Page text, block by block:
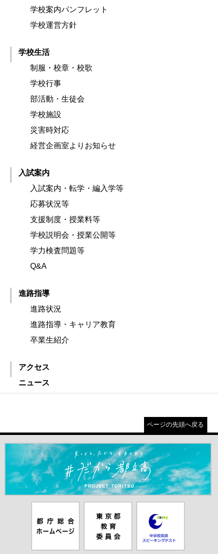
学校案内パンフレット
学校運営方針
学校生活
制服・校章・校歌
学校行事
部活動・生徒会
学校施設
災害時対応
経営企画室よりお知らせ
入試案内
入試案内・転学・編入学等
応募状況等
支援制度・授業料等
学校説明会・授業公開等
学力検査問題等
Q&A
進路指導
進路状況
進路指導・キャリア教育
卒業生紹介
アクセス
ニュース
ページの先頭へ戻る
＃だから都立高（別ウインドウが開きます）
ムページ（別
ウインドウが
員会（別ウイ
ンドウが開き
ピーキングテ
スト（別ウイ
ンドウが開き